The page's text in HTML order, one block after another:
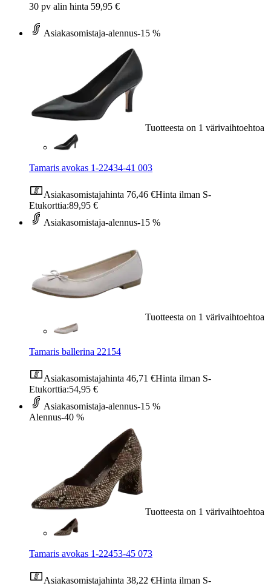
30 pv alin hinta 59,95 €
Asiakasomistaja-alennus-15 %
Tuotteesta on 1 värivaihtoehtoa
Tamaris avokas 1-22434-41 003
Asiakasomistajahinta 76,46 €Hinta ilman S-
Etukorttia:89,95 €
Asiakasomistaja-alennus-15 %
Tuotteesta on 1 värivaihtoehtoa
Tamaris ballerina 22154
Asiakasomistajahinta 46,71 €Hinta ilman S-
Etukorttia:54,95 €
Asiakasomistaja-alennus-15 %
Alennus-40 %
Tuotteesta on 1 värivaihtoehtoa
Tamaris avokas 1-22453-45 073
Asiakasomistajahinta 38,22 €Hinta ilman S-